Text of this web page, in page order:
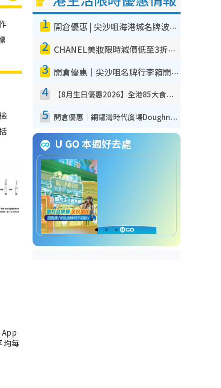
均每
1 開倉優惠 | 尖沙咀海港城名牌波鞋開倉低至1折！On鞋$899起／Joy&Peace鞋履$98起
2 CHANEL美妝限時減價低至3折！人氣粉底/唇膏/精華液低至$275！COCO香水都有平
3 開倉優惠｜尖沙咀名牌行李箱開倉低至4折！一連5日 American Tourister/ace./Hallmark $200起！
4 【8月生日優惠2026】全港85大食買玩著數攻略 自助餐/火鍋放題同行免費＋誠品/DONKI送現金券
5 開倉優惠｜銅鑼灣時代廣場Doughnut/Campo Marzio開倉低至1折！背囊、書包、手袋劈價$200起
U GO 本週好去處